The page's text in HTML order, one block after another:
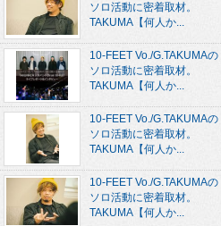
ソロ活動に密着取材。
TAKUMA【何人か...
10-FEET Vo./G.TAKUMAの
ソロ活動に密着取材。
TAKUMA【何人か...
10-FEET Vo./G.TAKUMAの
ソロ活動に密着取材。
TAKUMA【何人か...
10-FEET Vo./G.TAKUMAの
ソロ活動に密着取材。
TAKUMA【何人か...